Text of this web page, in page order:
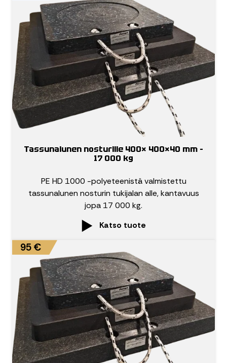
Tassunalunen nosturille 400× 400×40 mm –
17 000 kg
PE HD 1000 -polyeteenistä valmistettu
tassunalunen nosturin tukijalan alle, kantavuus
jopa 17 000 kg.
Katso tuote
95 €